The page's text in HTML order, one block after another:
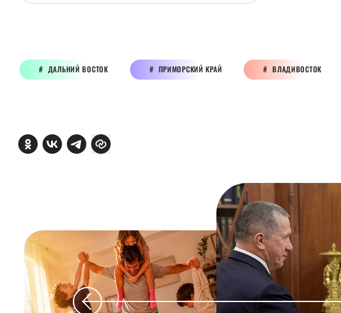
ДАЛЬНИЙ ВОСТОК ПРИМОРСКИЙ КРАЙ ВЛАДИВОСТОК